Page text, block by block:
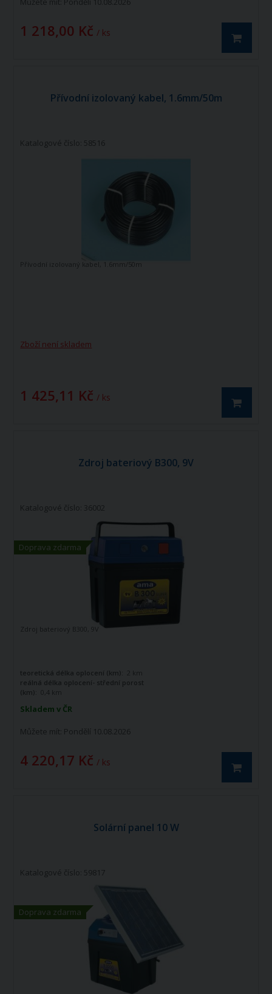
1 218,00 Kč / ks
Přívodní izolovaný kabel, 1.6mm/50m
Katalogové číslo: 58516
Zboží není skladem
1 425,11 Kč / ks
Přívodní izolovaný kabel, 1.6mm/50m
Zdroj bateriový B300, 9V
Doprava zdarma
Katalogové číslo: 36002
Skladem v ČR
Můžete mít: Pondělí 10.08.2026
4 220,17 Kč / ks
Zdroj bateriový B300, 9V
teoretická délka oplocení (km):
2 km
reálná délka oplocení- střední porost
(km):
0,4 km
Solární panel 10 W
Doprava zdarma
Katalogové číslo: 59817